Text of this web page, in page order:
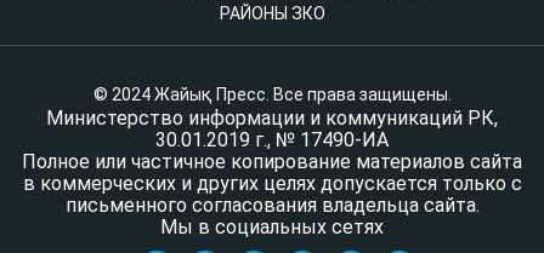
РАЙОНЫ ЗКО
© 2024 Жайық Пресс. Все права защищены.
Министерство информации и коммуникаций РК,
30.01.2019 г., № 17490-ИА
Полное или частичное копирование материалов сайта
в коммерческих и других целях допускается только с
письменного согласования владельца сайта.
Мы в социальных сетях